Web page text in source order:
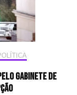
Gabinete de